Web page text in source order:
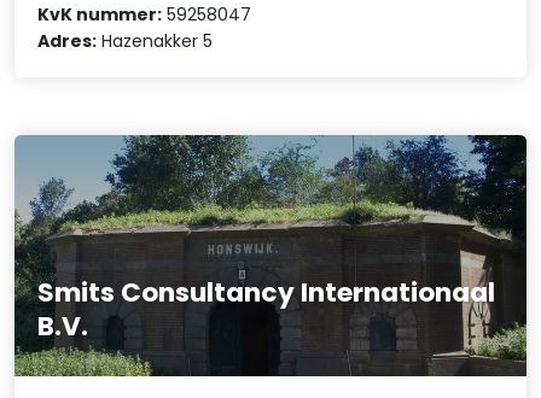
KvK nummer: 59258047
Adres: Hazenakker 5
Smits Consultancy Internationaal
B.V.